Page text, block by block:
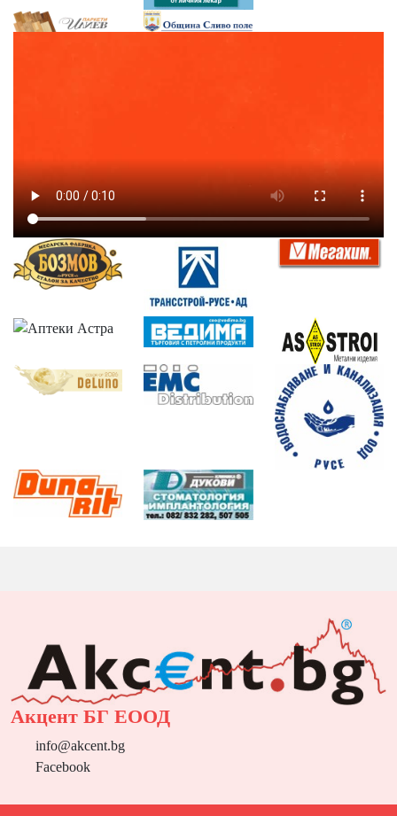
Акцент БГ ЕООД
info@akcent.bg
Facebook